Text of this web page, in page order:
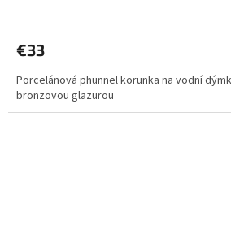
€33
Porcelánová phunnel korunka na vodní
bronzovou glazurou